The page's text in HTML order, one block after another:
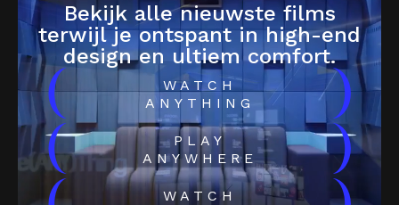
Bekijk alle nieuwste films
terwijl je ontspant in high-end
design en ultiem comfort.
(
WATCH
ANYTHING
)
(
PLAY
ANYWHERE
)
WATCH